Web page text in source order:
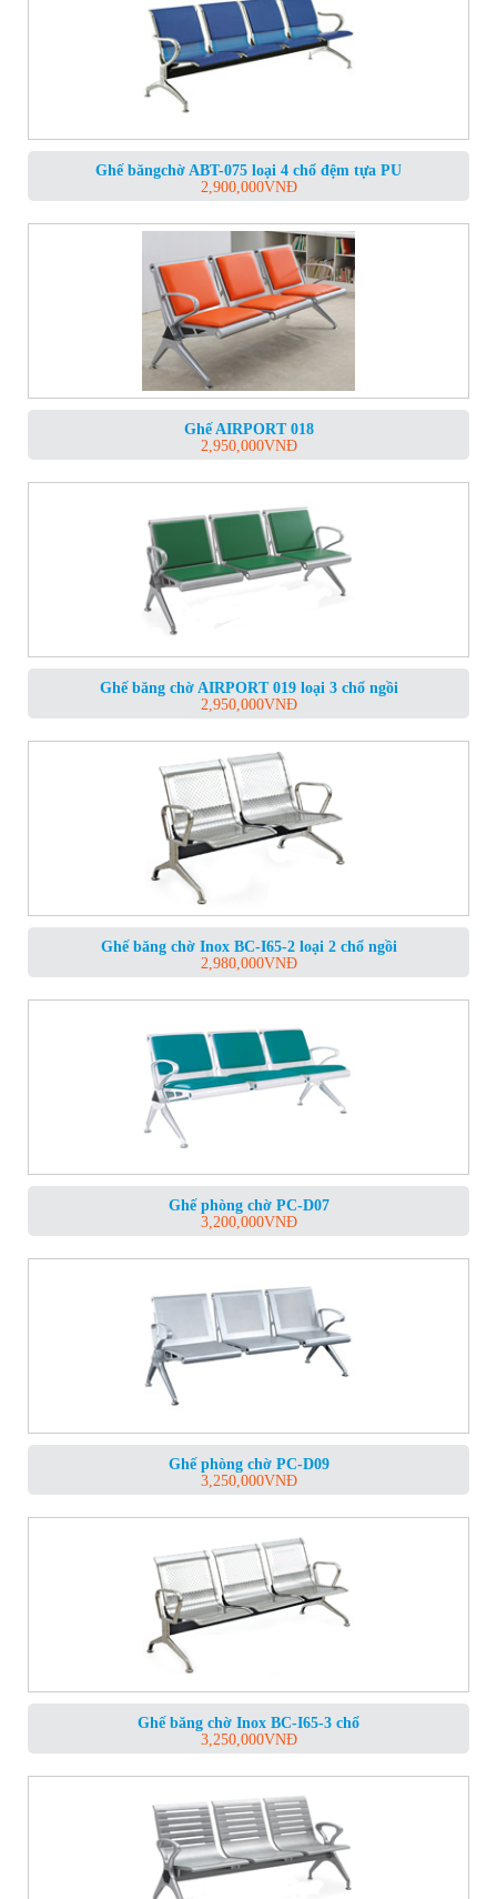
Ghế băngchờ ABT-075 loại 4 chổ đệm tựa PU
2,900,000VNĐ
Ghế AIRPORT 018
2,950,000VNĐ
Ghế băng chờ AIRPORT 019 loại 3 chổ ngồi
2,950,000VNĐ
Ghế băng chờ Inox BC-I65-2 loại 2 chổ ngồi
2,980,000VNĐ
Ghế phòng chờ PC-D07
3,200,000VNĐ
Ghế phòng chờ PC-D09
3,250,000VNĐ
Ghế băng chờ Inox BC-I65-3 chổ
3,250,000VNĐ